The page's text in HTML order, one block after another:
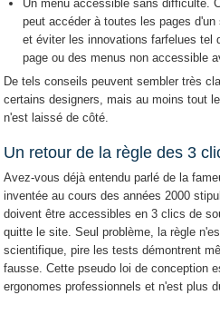
Un menu accessible sans difficulté.
peut accéder à toutes les pages
et éviter les innovations farfelues tel
page ou des menus non accessible
De tels conseils peuvent sembler très
certains designers, mais au moins tout
n'est laissé de côté.
Un retour de la règle des 3
Avez-vous déjà entendu parlé de la
inventée au cours des années 2000
doivent être accessibles en 3 clics de
quitte le site. Seul problème, la règle
scientifique, pire les tests démontrent
fausse. Cette pseudo loi de conception
ergonomes professionnels et n'est plus